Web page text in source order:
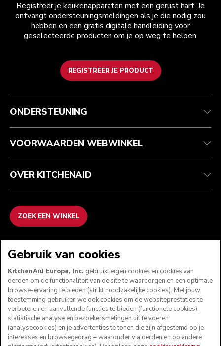
Registreer je keukenapparaten met een gerust hart. Je
ontvangt ondersteuningsmeldingen als je die nodig zou
hebben en een gratis digitale handleiding voor
geselecteerde producten om je op weg te helpen.
REGISTREER JE PRODUCT
Health check
Je bestelling volgen
Garantie en documenten
Recupel
Algemene voorwaarden
Retournering en terugbetaling
Imprint
ODR
Het merk
Zoek een winkel
ONDERSTEUNING
VOORWAARDEN WEBWINKEL
OVER KITCHENAID
ZOEK EEN WINKEL
VOLG ONS
Gebruik van cookies
KitchenAid Europa, Inc. gebruikt eigen cookies en cookies van
derden om de functionaliteit van de site te waarborgen en een optimale
browse-ervaring te bieden (strikt noodzakelijke cookies). Met jouw
toestemming gebruiken we ook cookies om de websiteprestaties te
verbeteren en aanvullende functies te bieden (functionele cookies),
statistische analyse en bezoekersmetingen uit te voeren
(analysecookies) en je advertenties te tonen die zijn afgestemd op je
interesses en browsegedrag – waaronder via derden en op andere